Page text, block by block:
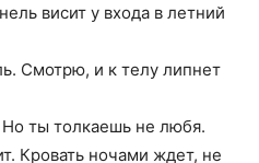
висит у входа в летний
Смотрю, и к телу липнет
ты толкаешь не любя.
Кровать ночами ждет, не